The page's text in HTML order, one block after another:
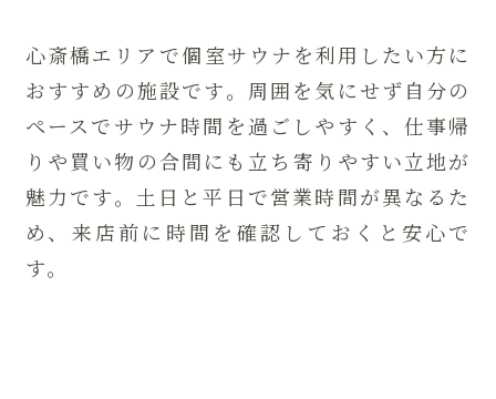
心斎橋エリアで個室サウナを利用したい方に
おすすめの施設です。周囲を気にせず自分の
ペースでサウナ時間を過ごしやすく、仕事帰
りや買い物の合間にも立ち寄りやすい立地が
魅力です。土日と平日で営業時間が異なるた
め、来店前に時間を確認しておくと安心で
す。